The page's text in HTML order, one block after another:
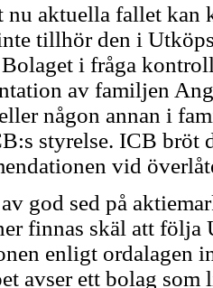
nu aktuella fallet kan
tillhör den i
i fråga
av familjen
någon annan i
styrelse. ICB bröt
vid
god sed på
finnas skäl att följa
enligt ordalagen
avser ett bolag som